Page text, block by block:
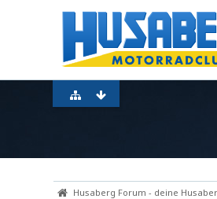
Husaberg Forum - deine